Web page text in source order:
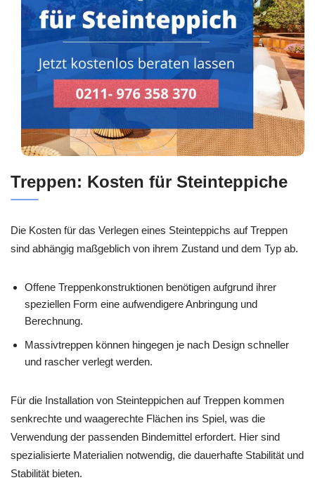
Treppen: Kosten für Steinteppiche
Die Kosten für das Verlegen eines Steinteppichs auf Treppen
sind abhängig maßgeblich von ihrem Zustand und dem Typ ab.
Offene Treppenkonstruktionen benötigen aufgrund ihrer
speziellen Form eine aufwendigere Anbringung und
Berechnung.
Massivtreppen können hingegen je nach Design schneller
und rascher verlegt werden.
Für die Installation von Steinteppichen auf Treppen kommen
senkrechte und waagerechte Flächen ins Spiel, was die
Verwendung der passenden Bindemittel erfordert. Hier sind
spezialisierte Materialien notwendig, die dauerhafte Stabilität und
Stabilität bieten.